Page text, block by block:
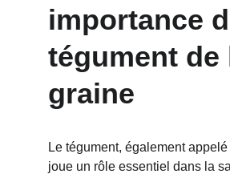
importance
tégument de
graine
Le tégument, également
joue un rôle essentiel dans la